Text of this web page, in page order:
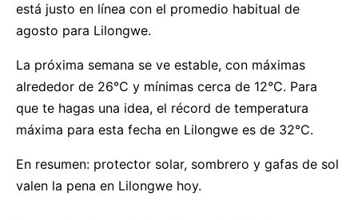
está justo en línea con el promedio habitual de
agosto para Lilongwe.
La próxima semana se ve estable, con máximas
alrededor de 26°C y mínimas cerca de 12°C. Para
que te hagas una idea, el récord de temperatura
máxima para esta fecha en Lilongwe es de 32°C.
En resumen: protector solar, sombrero y gafas de sol
valen la pena en Lilongwe hoy.